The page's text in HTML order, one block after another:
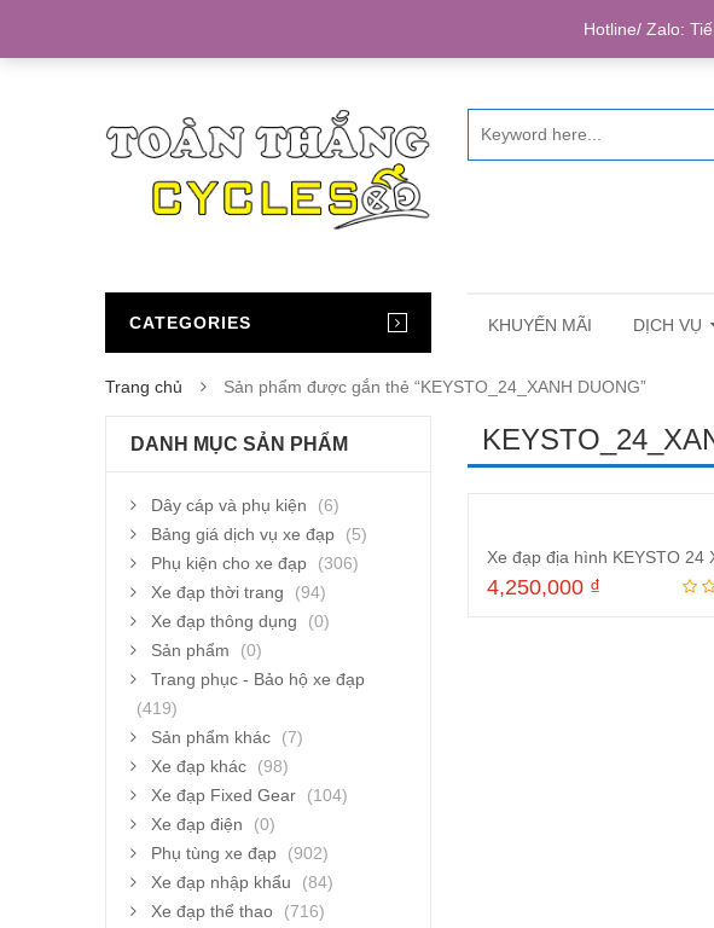
CATEGORIES KHUYẾN MÃI DỊCH VỤ
Trang chủ Sản phẩm được gắn thẻ “KEYSTO_24_XANH DUONG”
4,250,000 ₫
DANH MỤC SẢN PHẨM
Dây cáp và phụ kiện
(6)
Bảng giá dịch vụ xe đạp
(5)
Phụ kiện cho xe đạp
(306)
Xe đạp thời trang
(94)
Xe đạp thông dụng
(0)
Sản phẩm
(0)
Trang phục - Bảo hộ xe đạp
(419)
Sản phẩm khác
(7)
Xe đạp khác
(98)
Xe đạp Fixed Gear
(104)
Xe đạp điện
(0)
Phụ tùng xe đạp
(902)
Xe đạp nhập khẩu
(84)
Xe đạp thể thao
(716)
Hotline/ Zalo: